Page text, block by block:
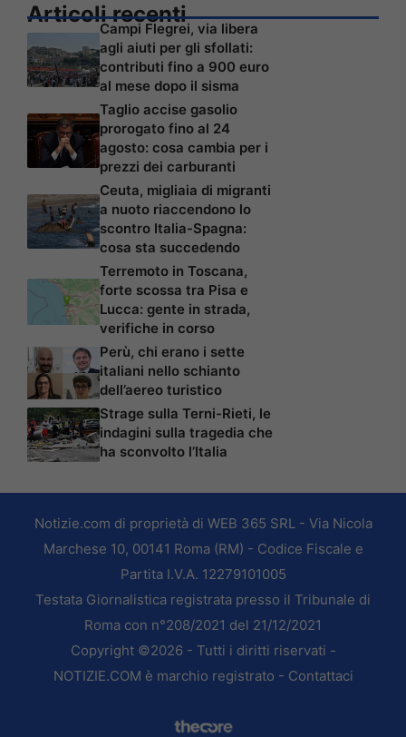
Articoli recenti
Campi Flegrei, via libera
agli aiuti per gli sfollati:
contributi fino a 900 euro
al mese dopo il sisma
Taglio accise gasolio
prorogato fino al 24
agosto: cosa cambia per i
prezzi dei carburanti
Ceuta, migliaia di migranti
a nuoto riaccendono lo
scontro Italia-Spagna:
cosa sta succedendo
Terremoto in Toscana,
forte scossa tra Pisa e
Lucca: gente in strada,
verifiche in corso
Perù, chi erano i sette
italiani nello schianto
dell’aereo turistico
Strage sulla Terni-Rieti, le
indagini sulla tragedia che
ha sconvolto l’Italia
Notizie.com di proprietà di WEB 365 SRL - Via Nicola
Marchese 10, 00141 Roma (RM) - Codice Fiscale e
Partita I.V.A. 12279101005
Testata Giornalistica registrata presso il Tribunale di
Roma con n°208/2021 del 21/12/2021
Copyright ©2026 - Tutti i diritti riservati -
NOTIZIE.COM è marchio registrato - Contattaci